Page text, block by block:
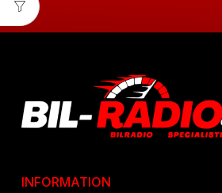
INFORMATION